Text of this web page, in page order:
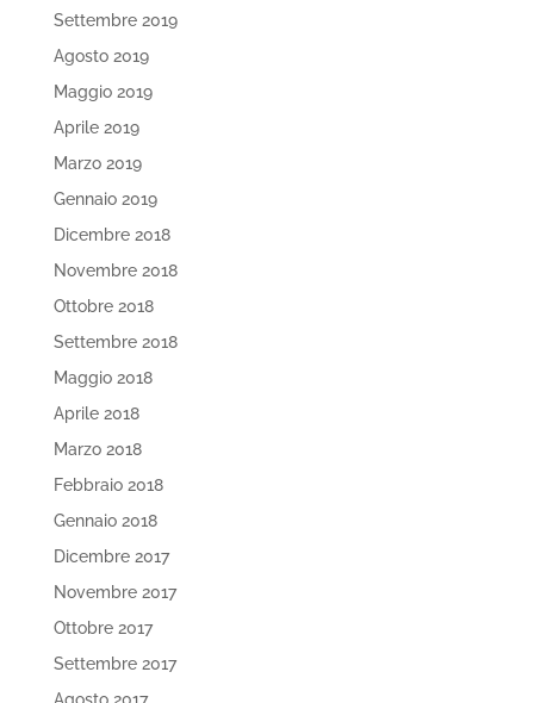
Settembre 2019
Agosto 2019
Maggio 2019
Aprile 2019
Marzo 2019
Gennaio 2019
Dicembre 2018
Novembre 2018
Ottobre 2018
Settembre 2018
Maggio 2018
Aprile 2018
Marzo 2018
Febbraio 2018
Gennaio 2018
Dicembre 2017
Novembre 2017
Ottobre 2017
Settembre 2017